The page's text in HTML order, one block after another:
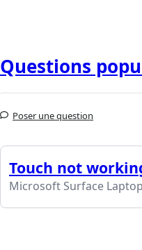
Questions
Poser une question
Touch not
Microsoft Surface